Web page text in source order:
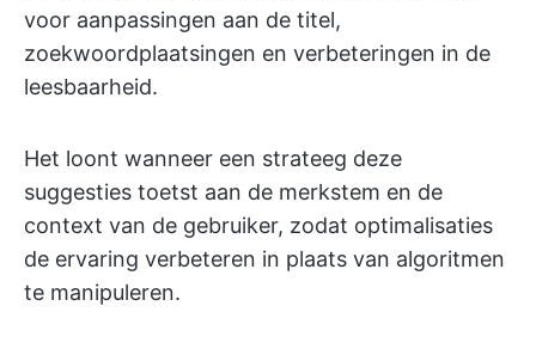
voor aanpassingen aan de titel,
zoekwoordplaatsingen en verbeteringen in de
leesbaarheid.
Het loont wanneer een strateeg deze
suggesties toetst aan de merkstem en de
context van de gebruiker, zodat optimalisaties
de ervaring verbeteren in plaats van algoritmen
te manipuleren.